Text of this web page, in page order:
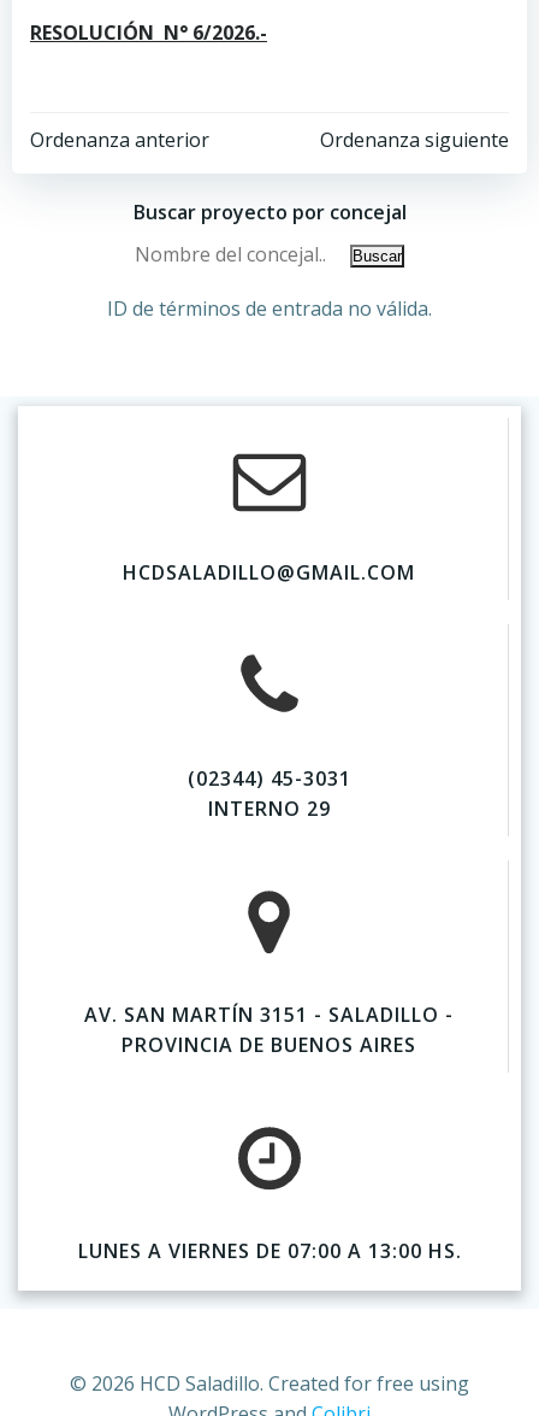
RESOLUCIÓN N° 6/2026.-
Ordenanza anterior Ordenanza siguiente
Buscar proyecto por concejal
ID de términos de entrada no válida.
HCDSALADILLO@GMAIL.COM
(02344) 45-3031
INTERNO 29
AV. SAN MARTÍN 3151 - SALADILLO -
PROVINCIA DE BUENOS AIRES
LUNES A VIERNES DE 07:00 A 13:00 HS.
© 2026 HCD Saladillo. Created for free using